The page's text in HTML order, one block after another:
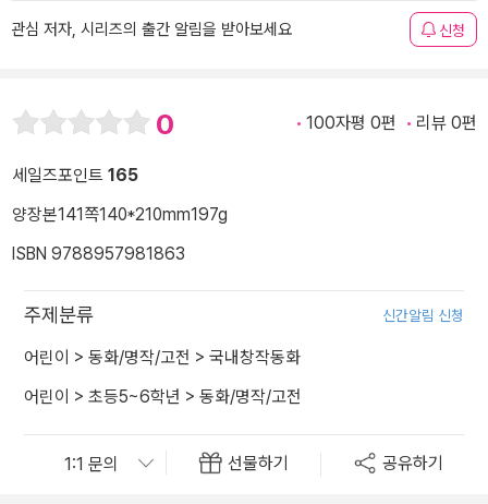
관심 저자, 시리즈의 출간 알림을 받아보세요 신청
0 100자평 0편 리뷰 0편
세일즈포인트 165
양장본141쪽140*210mm197g
ISBN 9788957981863
주제분류 신간알림 신청
어린이 > 동화/명작/고전 > 국내창작동화
어린이 > 초등5~6학년 > 동화/명작/고전
선물하기 공유하기